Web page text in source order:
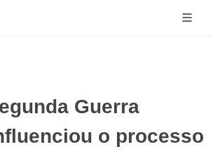
Guerra
o processo